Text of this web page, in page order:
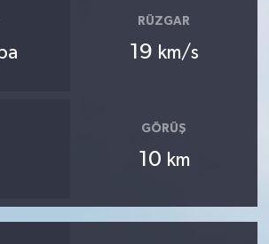
RÜZGAR
19 km/s
GÖRÜŞ
10 km